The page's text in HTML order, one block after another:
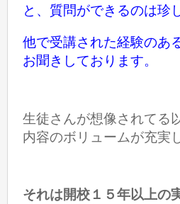
と、質問ができるのは珍
他で受講された経験のあ
お聞きしております。
生徒さんが想像されてる
内容のボリュームが充実
それは開校１５年以上の